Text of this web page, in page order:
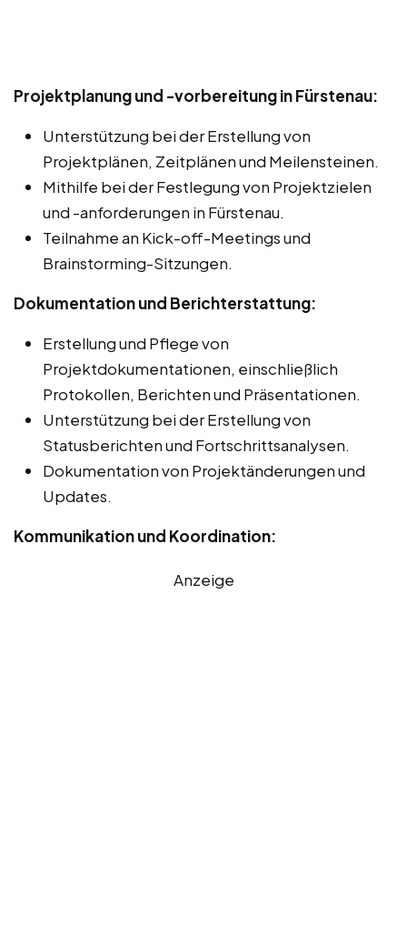
Projektplanung und -vorbereitung in Fürstenau:
Unterstützung bei der Erstellung von
Projektplänen, Zeitplänen und Meilensteinen.
Mithilfe bei der Festlegung von Projektzielen
und -anforderungen in Fürstenau.
Teilnahme an Kick-off-Meetings und
Brainstorming-Sitzungen.
Dokumentation und Berichterstattung:
Erstellung und Pflege von
Projektdokumentationen, einschließlich
Protokollen, Berichten und Präsentationen.
Unterstützung bei der Erstellung von
Statusberichten und Fortschrittsanalysen.
Dokumentation von Projektänderungen und
Updates.
Kommunikation und Koordination:
Anzeige